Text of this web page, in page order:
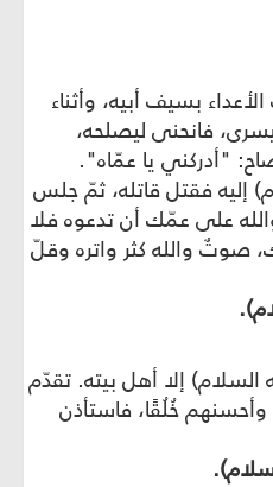
بسيف أبيه، وأثناء
فانحنى ليصلحه،
"أدركني يا عمّاه".
إليه فقتل قاتله، ثمّ جلس
على عمّك أن تدعوه فلا
صوتٌ والله كثر واتره وقلّ
إلا أهل بيته. تقدّم
خُلُقًا، فاستأذن